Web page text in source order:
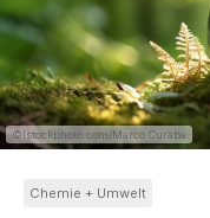
©Istockphoto.com/Marco Curaba
Chemie + Umwelt